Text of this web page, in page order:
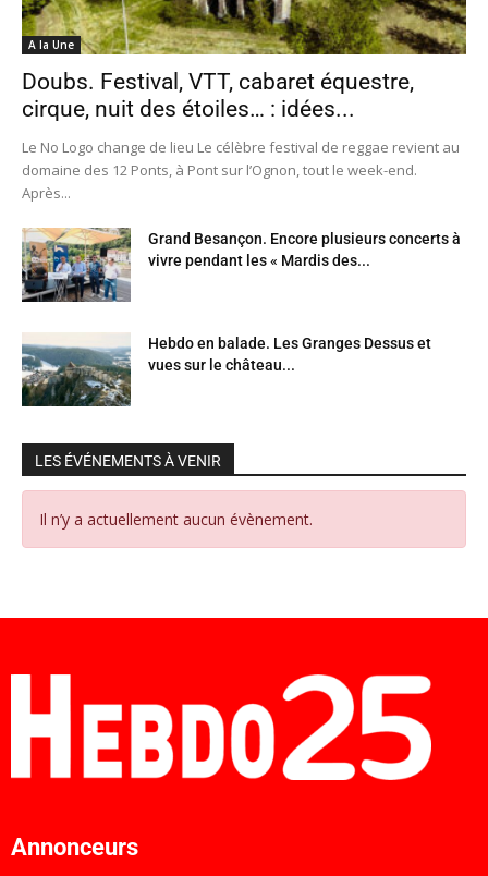
A la Une
Doubs. Festival, VTT, cabaret équestre,
cirque, nuit des étoiles… : idées...
Le No Logo change de lieu Le célèbre festival de reggae revient au
domaine des 12 Ponts, à Pont sur l’Ognon, tout le week-end.
Après...
Grand Besançon. Encore plusieurs concerts à
vivre pendant les « Mardis des...
Hebdo en balade. Les Granges Dessus et
vues sur le château...
LES ÉVÉNEMENTS À VENIR
Il n’y a actuellement aucun évènement.
Annonceurs